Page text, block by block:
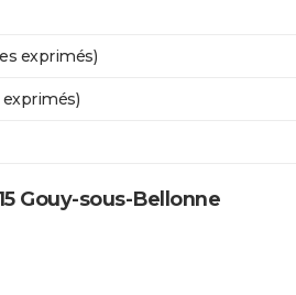
exprimés)
exprimés)
Gouy-sous-Bellonne